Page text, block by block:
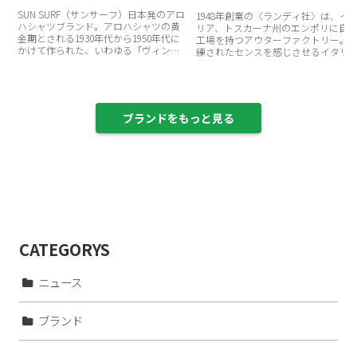
SUN SURF（サンサーフ）日本発のアロ
ハシャツブランド。アロハシャツの黄
金期とされる1930年代から1950年代に
かけて作られた、いわゆる「ヴィンテ
1948年創業の〈ランディ社〉は、イ
リア、トスカーナ州のエンポリに自社
工場を持つアウターファクトリー。
練されたセンスを感じさせるイタリ
ブランドをもっと見る
CATEGORYS
ニュース
ブランド